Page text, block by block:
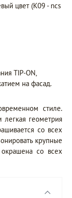
цвет (K09 - ncs
TIP-ON,
на фасад.
стиле.
геометрия
со всех
крупные
со всех